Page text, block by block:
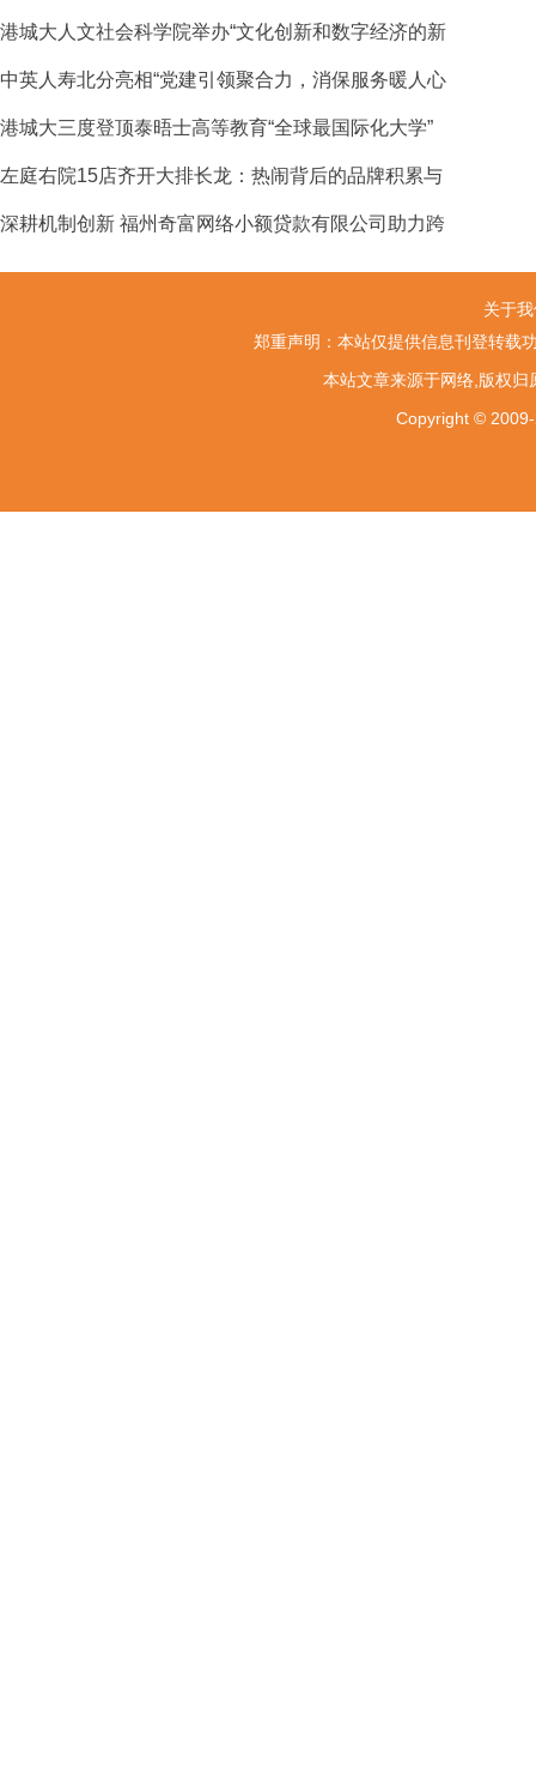
港城大人文社会科学院举办“文化创新和数字经济的新
中英人寿北分亮相“党建引领聚合力，消保服务暖人心
港城大三度登顶泰晤士高等教育“全球最国际化大学”
左庭右院15店齐开大排长龙：热闹背后的品牌积累与
深耕机制创新 福州奇富网络小额贷款有限公司助力跨
关于
郑重声明：本站仅提供信息刊登转载
本站文章来源于网络,版权
Copyright ©